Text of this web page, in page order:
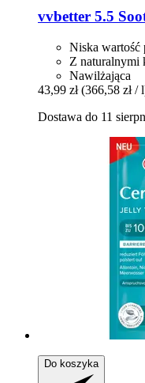
vvbetter 5.5
Niska wartość
Z naturalnymi
Nawilżająca
43,99 zł (366,58 zł /
Dostawa do 11
Do koszyka